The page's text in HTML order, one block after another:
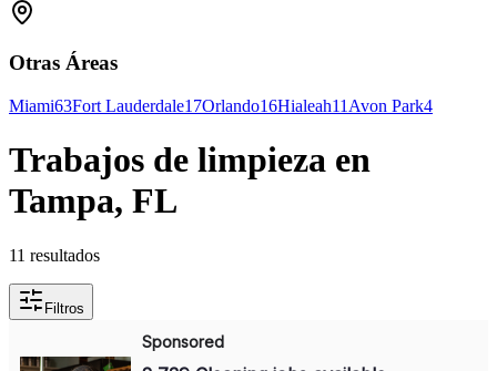
Otras Áreas
Miami63Fort Lauderdale17Orlando16Hialeah11 Avon Park4
Trabajos de limpieza en
Tampa, FL
11 resultados
Filtros